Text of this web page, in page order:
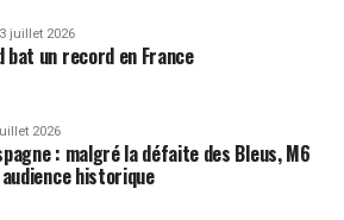
juillet 2026
bat un record en France
2026
: malgré la défaite des Bleus, M6
historique